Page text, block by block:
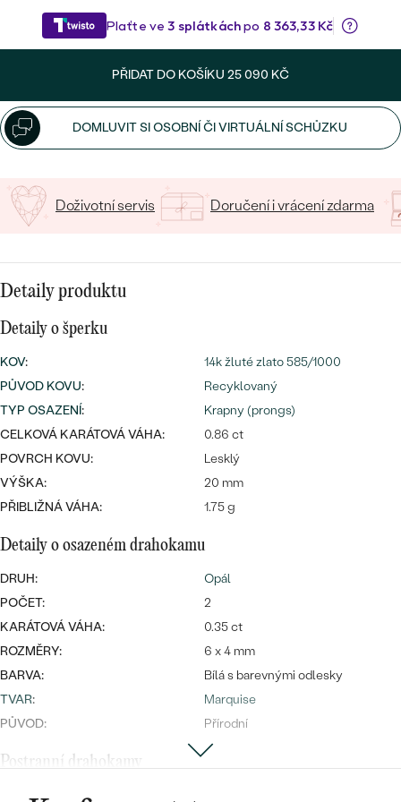
Nejprodávanější
snubní prsteny
PROHLÉDNOUT
DRAHOKAM
DLE MATERIÁLU
ZLATO
STŘÍBRO
Wave kolekce
PROHLÉDNOUT
S DRAHOKAMY
S LAB-GROWN DIAMANTY
S PERLAMI
PERSONALIZOVANÉ
SYMBOLICKÉ
MINIMALISTICKÉ
PODLE BARVY
PODLE TVARU KAMENE
NA MÍRU
DIAMANTY
Nejprodávanější
náušnice
PROHLÉDNOUT
CENOVĚ DOSTUPNÉ
Personalizované
přívěsky
OBJEVIT
CENOVĚ DOSTUPNÉ
LUXUSNÍ
Nejprodávanější
PŘIDAT DO KOŠÍKU 25 090 KČ
DOMLUVIT SI OSOBNÍ ČI VIRTUÁLNÍ SCHŮZKU
Doživotní servis Doručení i vrácení zdarma
Detaily produktu
Detaily o šperku
KOV:
14k žluté zlato 585/1000
PŮVOD KOVU:
Recyklovaný
TYP OSAZENÍ:
Krapny (prongs)
CELKOVÁ KARÁTOVÁ VÁHA:
0.86 ct
POVRCH KOVU:
Lesklý
VÝŠKA:
20 mm
PŘIBLIŽNÁ VÁHA:
1.75 g
Detaily o osazeném drahokamu
DRUH:
Opál
POČET:
2
KARÁTOVÁ VÁHA:
0.35 ct
ROZMĚRY:
6 x 4 mm
BARVA:
Bílá s barevnými odlesky
TVAR:
Marquise
PŮVOD:
Přírodní
Postranní drahokamy
DRUH: